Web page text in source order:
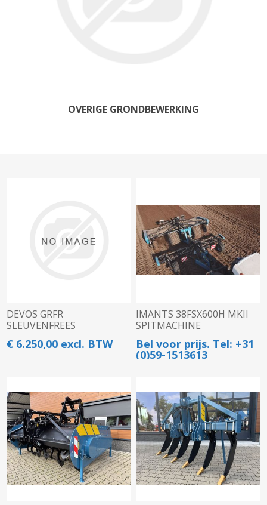
OVERIGE GRONDBEWERKING
DEVOS GRFR
SLEUVENFREES
€ 6.250,00 excl. BTW
IMANTS 38FSX600H MKII
SPITMACHINE
Bel voor prijs. Tel: +31
(0)59-1513613